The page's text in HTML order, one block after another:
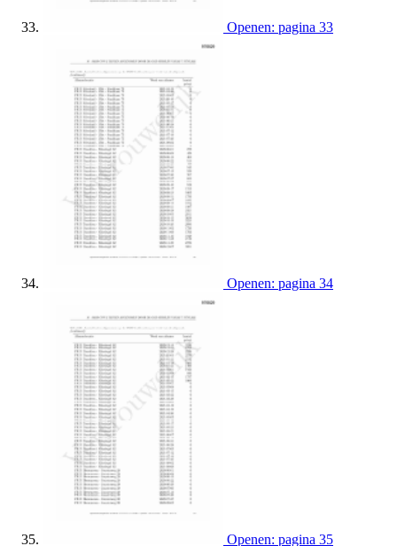
Openen: pagina 33
Openen: pagina 34
Openen: pagina 35